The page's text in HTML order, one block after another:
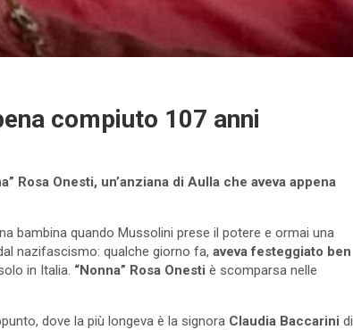
compiuto 107 anni
Rosa Onesti, un’anziana di Aulla che aveva appena
bambina quando Mussolini prese il potere e ormai una
nazifascismo: qualche giorno fa, aveva festeggiato ben
in Italia. “Nonna” Rosa Onesti è scomparsa nelle
dove la più longeva è la signora Claudia Baccarini di